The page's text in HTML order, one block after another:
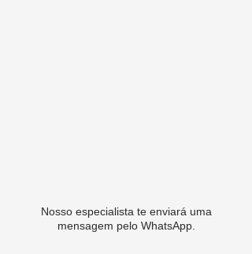
Nosso especialista te enviará uma
mensagem pelo WhatsApp.